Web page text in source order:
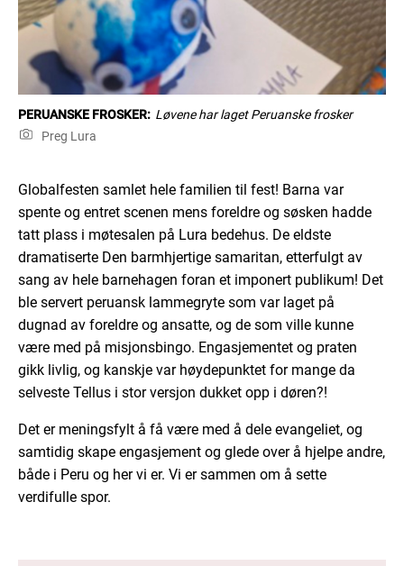
PERUANSKE FROSKER: Løvene har laget Peruanske frosker
Preg Lura
Globalfesten samlet hele familien til fest! Barna var
spente og entret scenen mens foreldre og søsken hadde
tatt plass i møtesalen på Lura bedehus. De eldste
dramatiserte Den barmhjertige samaritan, etterfulgt av
sang av hele barnehagen foran et imponert publikum! Det
ble servert peruansk lammegryte som var laget på
dugnad av foreldre og ansatte, og de som ville kunne
være med på misjonsbingo. Engasjementet og praten
gikk livlig, og kanskje var høydepunktet for mange da
selveste Tellus i stor versjon dukket opp i døren?!
Det er meningsfylt å få være med å dele evangeliet, og
samtidig skape engasjement og glede over å hjelpe andre,
både i Peru og her vi er. Vi er sammen om å sette
verdifulle spor.